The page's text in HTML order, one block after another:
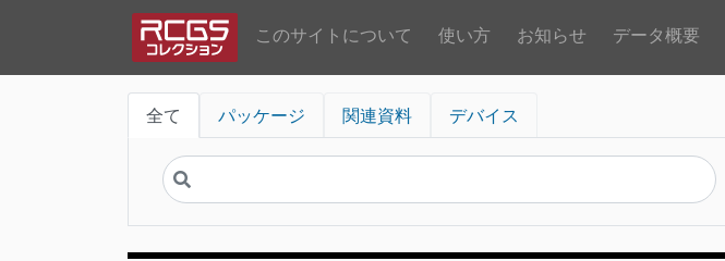
このサイトについて 使い方 お知らせ データ概要
全て パッケージ 関連資料 デバイス